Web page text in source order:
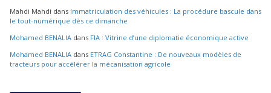
Mahdi Mahdi dans Immatriculation des véhicules : La procédure bascule dans
le tout-numérique dès ce dimanche
Mohamed BENALIA dans FIA : Vitrine d’une diplomatie économique active
Mohamed BENALIA dans ETRAG Constantine : De nouveaux modèles de
tracteurs pour accélérer la mécanisation agricole